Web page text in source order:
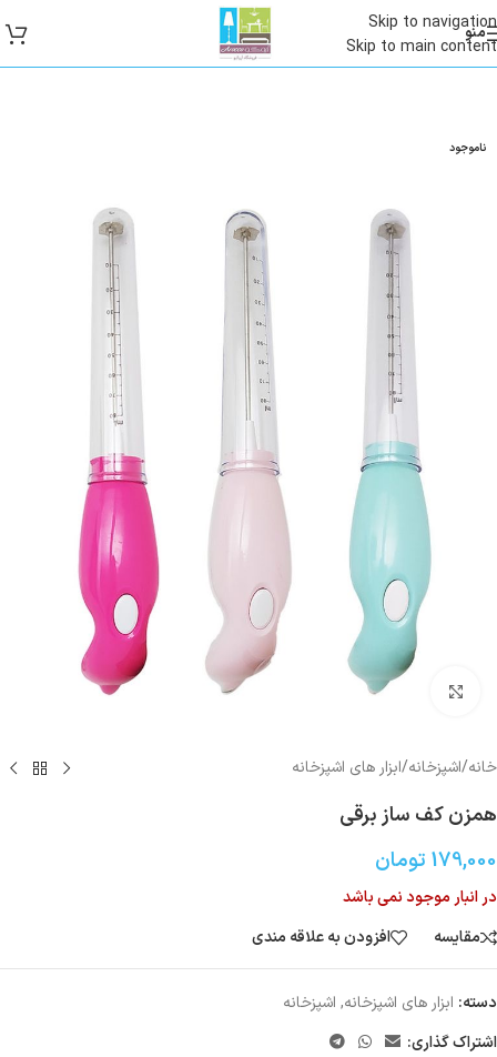
Skip to navigation
Skip to main content
منو
ناموجود
بزرگنمایی تصویر
خانه/اشپزخانه/ابزار های اشپزخانه
همزن کف ساز برقی
179,000 تومان
در انبار موجود نمی باشد
مقایسه
افزودن به علاقه مندی
دسته: ابزار های اشپزخانه, اشپزخانه
اشتراک گذاری: